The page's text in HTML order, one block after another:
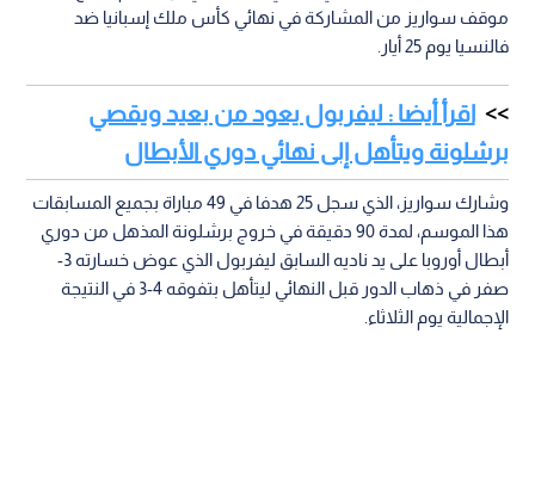
موقف سواريز من المشاركة في نهائي كأس ملك إسبانيا ضد
فالنسيا يوم 25 أيار.
اقرأ أيضا : ليفربول يعود من بعيد ويقصي
برشلونة ويتأهل إلى نهائي دوري الأبطال
وشارك سواريز، الذي سجل 25 هدفا في 49 مباراة بجميع المسابقات
هذا الموسم، لمدة 90 دقيقة في خروج برشلونة المذهل من دوري
أبطال أوروبا على يد ناديه السابق ليفربول الذي عوض خسارته 3-
صفر في ذهاب الدور قبل النهائي ليتأهل بتفوقه 4-3 في النتيجة
الإجمالية يوم الثلاثاء.